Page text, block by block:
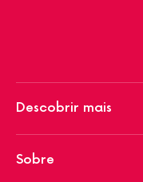
Descobrir mais
Sobre